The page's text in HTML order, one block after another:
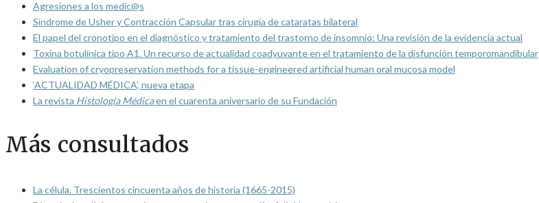
Agresiones a los medic@s
Síndrome de Usher y Contracción Capsular tras cirugía de cataratas bilateral
El papel del cronotipo en el diagnóstico y tratamiento del trastorno de insomnio: Una revisión de la evidencia actual
Toxina botulínica tipo A1. Un recurso de actualidad coadyuvante en el tratamiento de la disfunción temporomandibular
Evaluation of cryopreservation methods for a tissue-engineered artificial human oral mucosa model
‘ACTUALIDAD MÉDICA’, nueva etapa
La revista Histología Médicaen el cuarenta aniversario de su Fundación
Más consultados
La célula. Trescientos cincuenta años de historia (1665-2015)